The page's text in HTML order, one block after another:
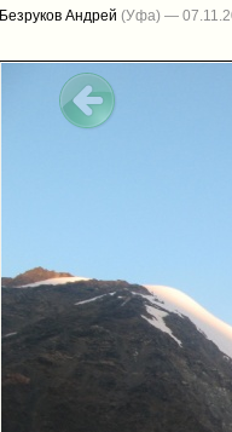
Безруков Андрей (Уфа) —